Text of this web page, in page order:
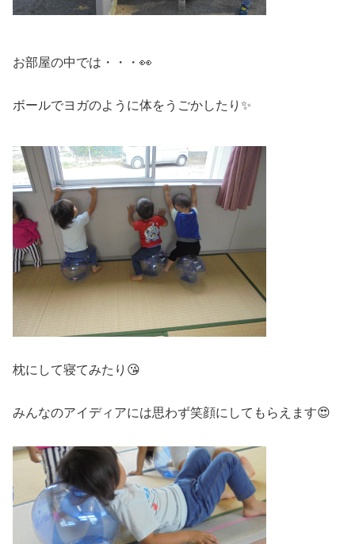
お部屋の中では・・・👀
ボールでヨガのように体をうごかしたり✨
枕にして寝てみたり😘
みんなのアイディアには思わず笑顔にしてもらえます😍